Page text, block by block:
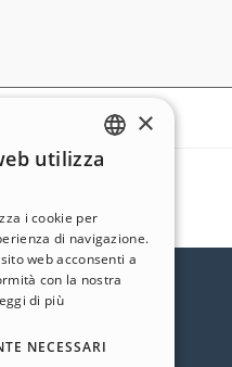
ENGLISH
GERMAN
SPANISH
POLISH
×
utilizza
i cookie per
di navigazione.
web acconsenti a
con la nostra
di più
NECESSARI